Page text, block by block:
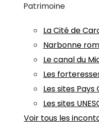
Patrimoine
La Cité de
Narbonne
Le canal du
Les
Les sites
Les sites
Voir tous les